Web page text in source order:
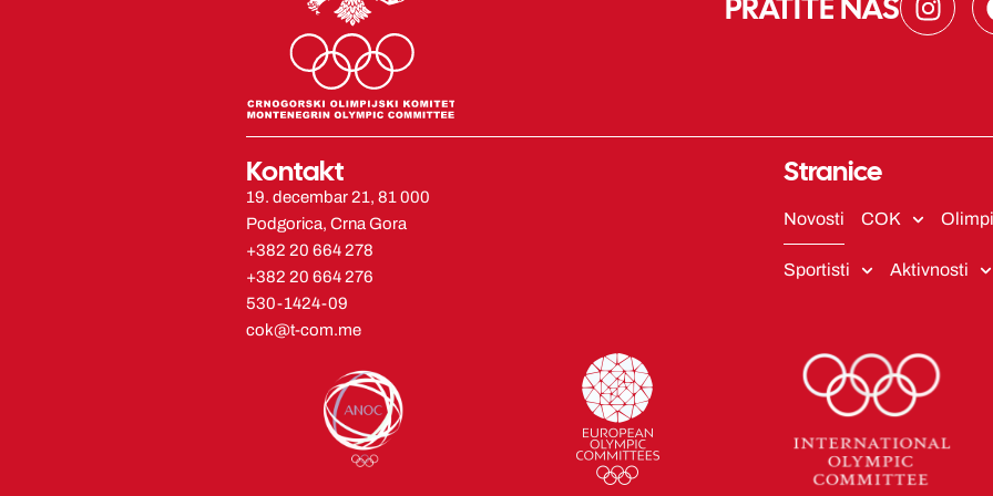
n
g
m
Kontakt
19. decembar 21, 81 000
Podgorica, Crna Gora
+382 20 664 278
+382 20 664 276
530-1424-09
cok@t-com.me
Stranice
Novosti COK
Sportisti Aktivnosti